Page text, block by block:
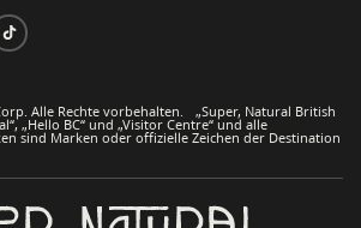
Alle Rechte vorbehalten. „Super, Natural British
„Hello BC“ und „Visitor Centre“ und alle
sind Marken oder offizielle Zeichen der Destination